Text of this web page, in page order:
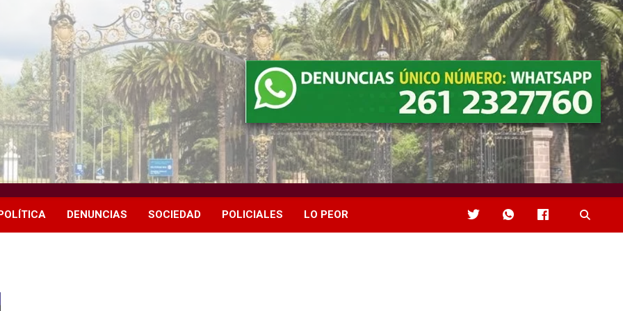
DENUNCIAS SOCIEDAD POLICIALES LO PEOR